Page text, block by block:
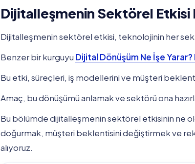
Dijitalleşmenin Sektörel Etkisi
Dijitalleşmenin sektörel etkisi, teknolojinin her
Benzer bir kurguyu Dijital Dönüşüm Ne İşe Yarar?
Bu etki, süreçleri, iş modellerini ve müşteri
Amaç, bu dönüşümü anlamak ve sektörü ona
Bu bölümde dijitalleşmenin sektörel etkisinin ne
doğurmak, müşteri beklentisini değiştirmek ve
alıyoruz.